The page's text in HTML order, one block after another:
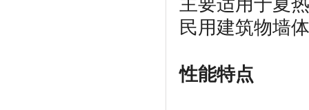
主要适用于夏
民用建筑物墙
性能特点